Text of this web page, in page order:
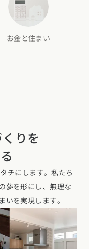
お金と住まい
りを
チにします。私たち
夢を形にし、無理な
いを実現します。